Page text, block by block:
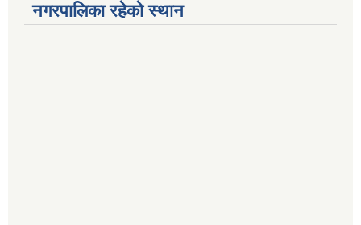
नगरपालिका रहेको स्थान